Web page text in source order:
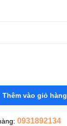
Thêm vào giỏ hàng
0931892134